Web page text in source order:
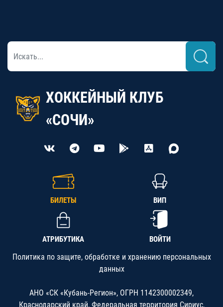
ХОККЕЙНЫЙ КЛУБ
«СОЧИ»
БИЛЕТЫ ВИП
АТРИБУТИКА ВОЙТИ
Политика по защите, обработке и хранению персональных
данных
АНО «СК «Кубань-Регион», ОГРН 1142300002349,
Краснодарский край, Федеральная территория Сириус,